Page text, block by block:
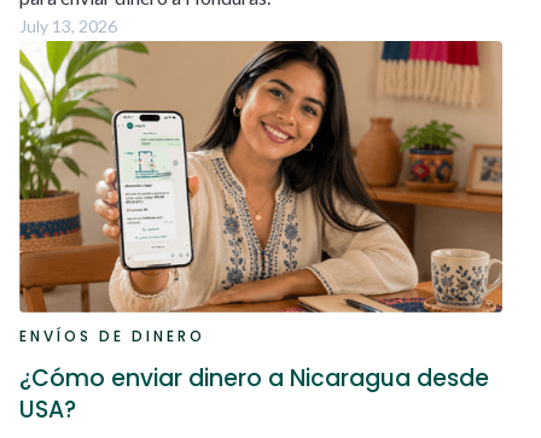
July 13, 2026
ENVÍOS DE DINERO
¿Cómo enviar dinero a Nicaragua desde
USA?